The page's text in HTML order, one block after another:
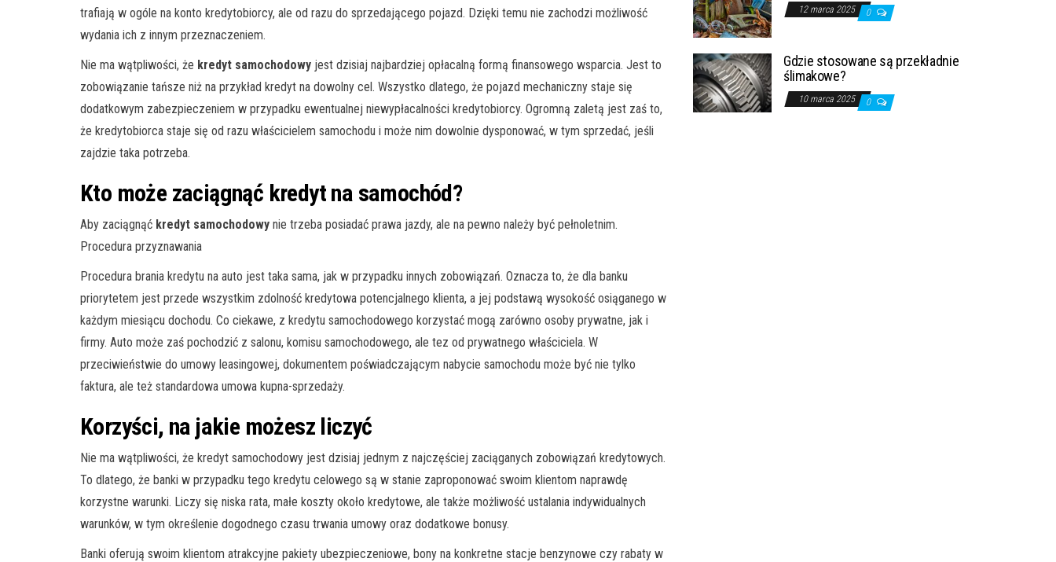
trafiają w ogóle na konto kredytobiorcy, ale od razu do sprzedającego pojazd. Dzięki temu nie zachodzi możliwość
wydania ich z innym przeznaczeniem.
Nie ma wątpliwości, że kredyt samochodowy jest dzisiaj najbardziej opłacalną formą finansowego wsparcia. Jest to
zobowiązanie tańsze niż na przykład kredyt na dowolny cel. Wszystko dlatego, że pojazd mechaniczny staje się
dodatkowym zabezpieczeniem w przypadku ewentualnej niewypłacalności kredytobiorcy. Ogromną zaletą jest zaś to,
że kredytobiorca staje się od razu właścicielem samochodu i może nim dowolnie dysponować, w tym sprzedać, jeśli
zajdzie taka potrzeba.
Kto może zaciągnąć kredyt na samochód?
Aby zaciągnąć kredyt samochodowy nie trzeba posiadać prawa jazdy, ale na pewno należy być pełnoletnim.
Procedura przyznawania
Procedura brania kredytu na auto jest taka sama, jak w przypadku innych zobowiązań. Oznacza to, że dla banku
priorytetem jest przede wszystkim zdolność kredytowa potencjalnego klienta, a jej podstawą wysokość osiąganego w
każdym miesiącu dochodu. Co ciekawe, z kredytu samochodowego korzystać mogą zarówno osoby prywatne, jak i
firmy. Auto może zaś pochodzić z salonu, komisu samochodowego, ale tez od prywatnego właściciela. W
przeciwieństwie do umowy leasingowej, dokumentem poświadczającym nabycie samochodu może być nie tylko
faktura, ale też standardowa umowa kupna-sprzedaży.
Korzyści, na jakie możesz liczyć
Nie ma wątpliwości, że kredyt samochodowy jest dzisiaj jednym z najczęściej zaciąganych zobowiązań kredytowych.
To dlatego, że banki w przypadku tego kredytu celowego są w stanie zaproponować swoim klientom naprawdę
korzystne warunki. Liczy się niska rata, małe koszty około kredytowe, ale także możliwość ustalania indywidualnych
warunków, w tym określenie dogodnego czasu trwania umowy oraz dodatkowe bonusy.
Banki oferują swoim klientom atrakcyjne pakiety ubezpieczeniowe, bony na konkretne stacje benzynowe czy rabaty w
12 marca 2025 0
Gdzie stosowane są przekładnie
ślimakowe?
10 marca 2025 0